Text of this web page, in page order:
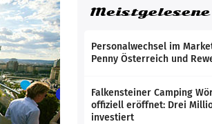
Personalwechsel im
Penny Österreich und
Falkensteiner Camping
offiziell eröffnet: Drei
investiert